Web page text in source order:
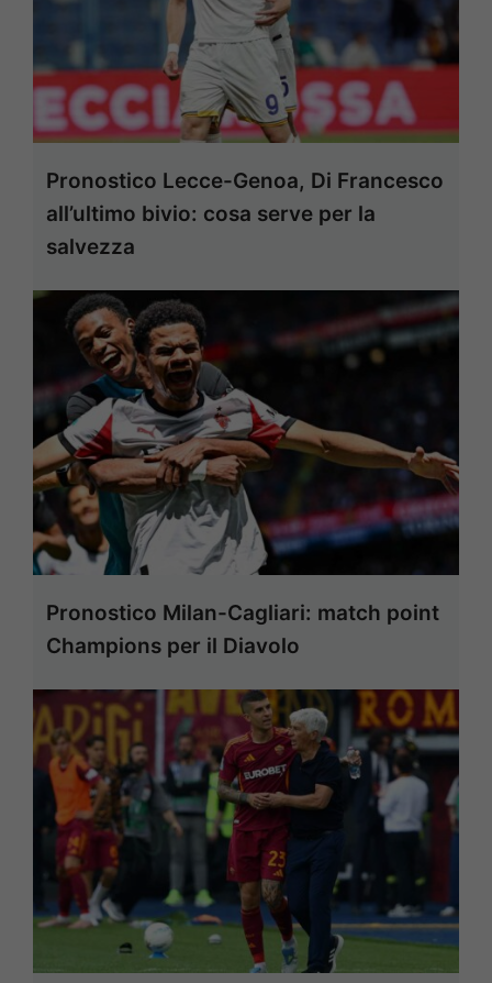
Pronostico Lecce-Genoa, Di Francesco
all’ultimo bivio: cosa serve per la
salvezza
Pronostico Milan-Cagliari: match point
Champions per il Diavolo